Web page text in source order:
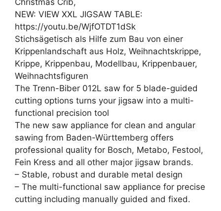
Christmas Crib,
NEW: VIEW XXL JIGSAW TABLE:
https://youtu.be/WjfOTDT1dSk
Stichsägetisch als Hilfe zum Bau von einer
Krippenlandschaft aus Holz, Weihnachtskrippe,
Krippe, Krippenbau, Modellbau, Krippenbauer,
Weihnachtsfiguren
The Trenn-Biber 012L saw for 5 blade-guided
cutting options turns your jigsaw into a multi-
functional precision tool
The new saw appliance for clean and angular
sawing from Baden-Württemberg offers
professional quality for Bosch, Metabo, Festool,
Fein Kress and all other major jigsaw brands.
– Stable, robust and durable metal design
– The multi-functional saw appliance for precise
cutting including manually guided and fixed.